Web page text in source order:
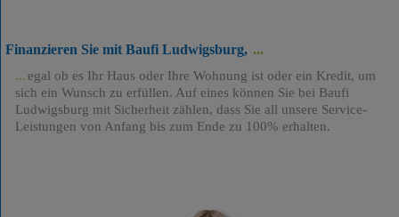
Finanzieren Sie mit Baufi Ludwigsburg,
egal ob es Ihr Haus oder Ihre Wohnung ist oder ein Kredit, um
sich ein Wunsch zu erfüllen. Auf eines können Sie bei Baufi
Ludwigsburg mit Sicherheit zählen, dass Sie all unsere Service-
Leistungen von Anfang bis zum Ende zu 100% erhalten.